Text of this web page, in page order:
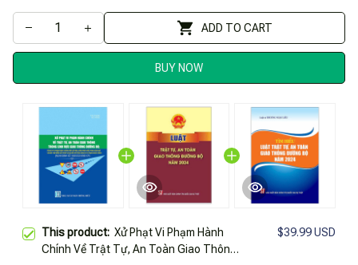
ADD TO CART
BUY NOW
This product: Xử Phạt Vi Phạm Hành
Chính Về Trật Tự, An Toàn Giao Thông
$39.99 USD